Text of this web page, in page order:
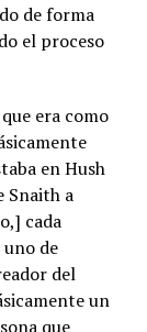
de forma
el proceso
era como
en Hush
Snaith a
cada
de
del
un
que